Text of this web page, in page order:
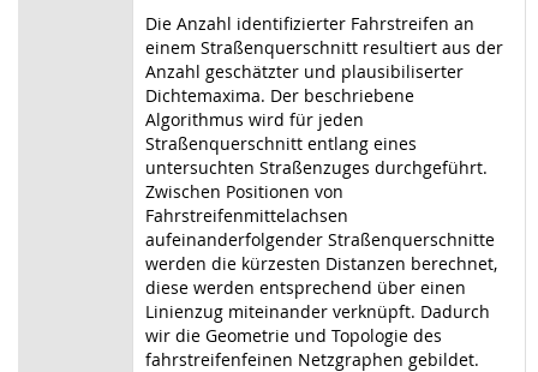
Die Anzahl identifizierter Fahrstreifen an
einem Straßenquerschnitt resultiert aus der
Anzahl geschätzter und plausibiliserter
Dichtemaxima. Der beschriebene
Algorithmus wird für jeden
Straßenquerschnitt entlang eines
untersuchten Straßenzuges durchgeführt.
Zwischen Positionen von
Fahrstreifenmittelachsen
aufeinanderfolgender Straßenquerschnitte
werden die kürzesten Distanzen berechnet,
diese werden entsprechend über einen
Linienzug miteinander verknüpft. Dadurch
wir die Geometrie und Topologie des
fahrstreifenfeinen Netzgraphen gebildet.